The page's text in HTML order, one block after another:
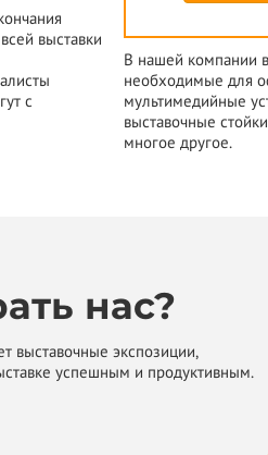
выставки
с
В нашей компании
необходимые для
мультимедийные
выставочные
многое другое.
нас?
выставочные экспозиции,
успешным и продуктивным.